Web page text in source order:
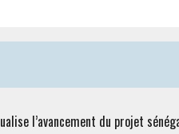
l’avancement du projet